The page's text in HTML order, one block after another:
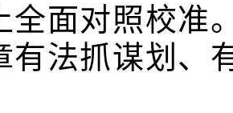
全面对照校准
有法抓谋划、